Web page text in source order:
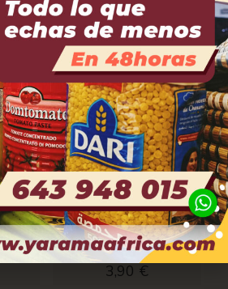
€
2,50€ –4,50€
Pasta de cacahuete PCD
sin azúcar
3,90 €